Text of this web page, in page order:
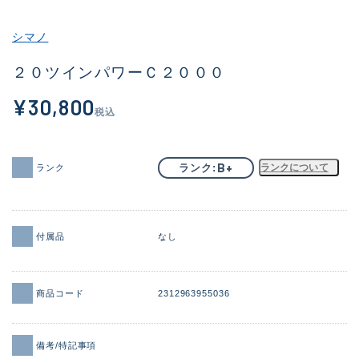
新商品 (2044)
価格
シマノ
２０ツインパワーＣ２０００
¥30,800税込
ランク ランク B+ ランクについて
付属品 なし
商品コード 2312963955036
備考/特記事項